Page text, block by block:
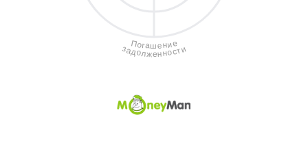
Погашение
задолженности